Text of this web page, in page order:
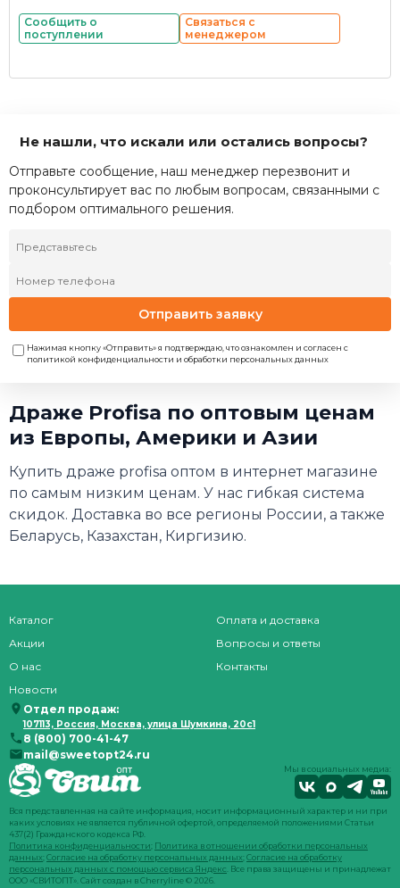
Сообщить о
поступлении
Связаться с
менеджером
Не нашли, что искали или остались вопросы?
Отправьте сообщение, наш менеджер перезвонит и
проконсультирует вас по любым вопросам, связанными с
подбором оптимального решения.
Отправить заявку
Нажимая кнопку «Отправить» я подтверждаю, что ознакомлен и согласен с
политикой конфиденциальности и обработки персональных данных
Драже Profisa по оптовым ценам
из Европы, Америки и Азии
Купить драже profisa оптом в интернет магазине
по самым низким ценам. У нас гибкая система
скидок. Доставка во все регионы России, а также
Беларусь, Казахстан, Киргизию.
Каталог
Акции
О нас
Новости
Оплата и доставка
Вопросы и ответы
Контакты
Отдел продаж:
107113, Россия, Москва, улица Шумкина, 20с1
8 (800) 700-41-47
mail@sweetopt24.ru
Мы в социальных медиа:
Вся представленная на сайте информация, носит информационный характер и ни при
каких условиях не является публичной офертой, определяемой положениями Статьи
437(2) Гражданского кодекса РФ.
Политика конфиденциальности; Политика в отношении обработки персональных
данных; Согласие на обработку персональных данных; Согласие на обработку
персональных данных с помощью сервиса Яндекс . Все права защищены и принадлежат
ООО «СВИТОПТ». Сайт создан вCherryline© 2026.